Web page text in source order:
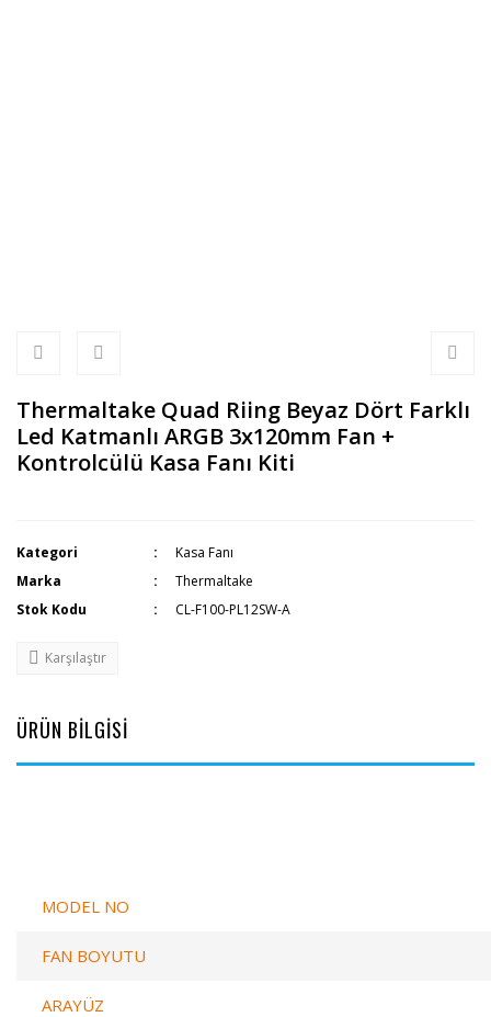
Thermaltake Quad Riing Beyaz Dört Farklı
Led Katmanlı ARGB 3x120mm Fan +
Kontrolcülü Kasa Fanı Kiti
Kategori
Kasa Fanı
Marka
Thermaltake
Stok Kodu
CL-F100-PL12SW-A
Karşılaştır
ÜRÜN BİLGİSİ
MODEL NO
FAN BOYUTU
ARAYÜZ